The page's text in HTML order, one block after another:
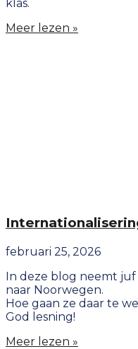
klas.
Meer lezen »
februari 25, 2026
In deze blog neemt juf
naar Noorwegen.
Hoe gaan ze daar te
God lesning!
Meer lezen »